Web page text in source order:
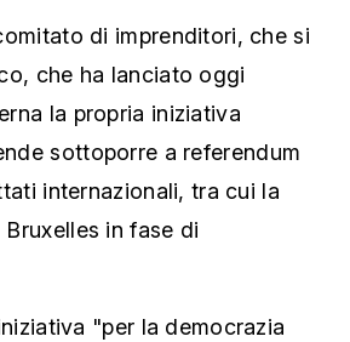
di imprenditori, che si
che ha lanciato oggi
la propria iniziativa
sottoporre a referendum
internazionali, tra cui la
in fase di
"per la democrazia